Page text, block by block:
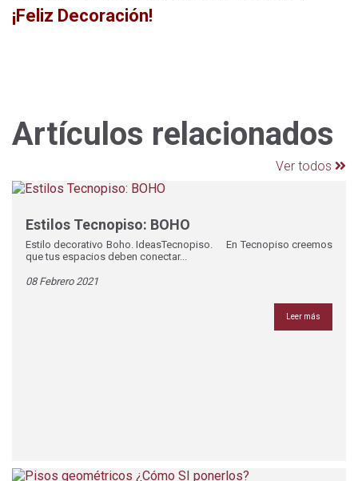
¡Feliz Decoración!
Artículos relacionados
Ver todos
Estilos Tecnopiso: BOHO
Estilo decorativo Boho. IdeasTecnopiso. En Tecnopiso creemos
que tus espacios deben conectar...
08 Febrero 2021
Leer más